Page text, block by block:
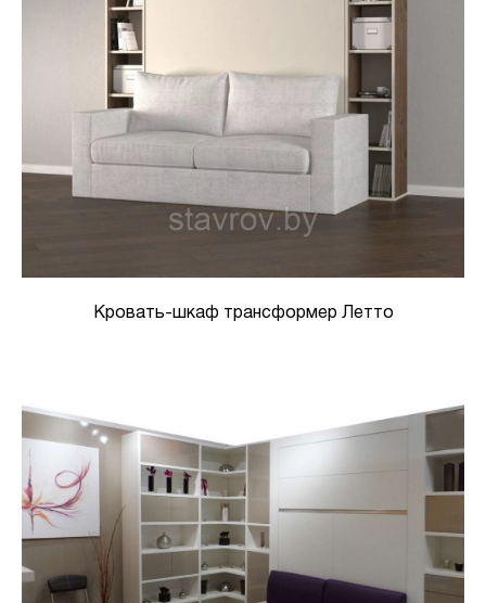
Кровать-шкаф трансформер Летто